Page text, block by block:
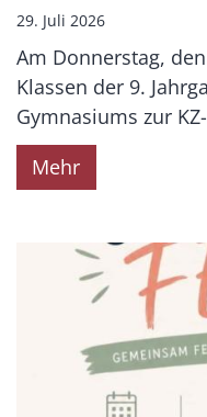
29. Juli 2026
Am Donnerstag,
Klassen der 9.
Gymnasiums zur
Mehr